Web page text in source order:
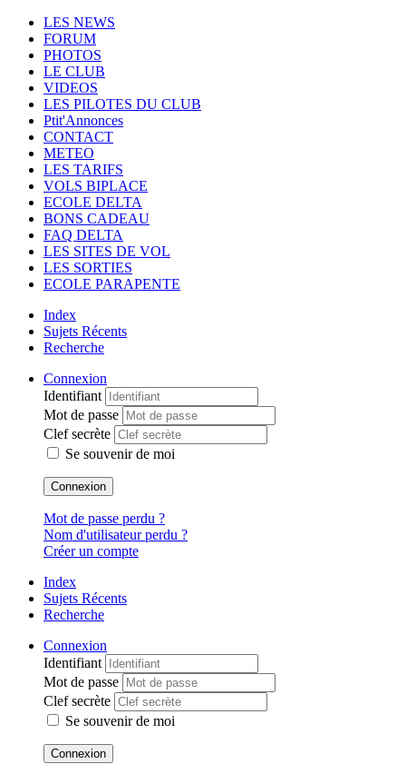
LES NEWS
FORUM
PHOTOS
LE CLUB
VIDEOS
LES PILOTES DU CLUB
Ptit'Annonces
CONTACT
METEO
LES TARIFS
VOLS BIPLACE
ECOLE DELTA
BONS CADEAU
FAQ DELTA
LES SITES DE VOL
LES SORTIES
ECOLE PARAPENTE
Index
Sujets Récents
Recherche
Connexion
Identifiant
Mot de passe
Clef secrète
Se souvenir de moi
Connexion
Mot de passe perdu ?
Nom d'utilisateur perdu ?
Créer un compte
Index
Sujets Récents
Recherche
Connexion
Identifiant
Mot de passe
Clef secrète
Se souvenir de moi
Connexion